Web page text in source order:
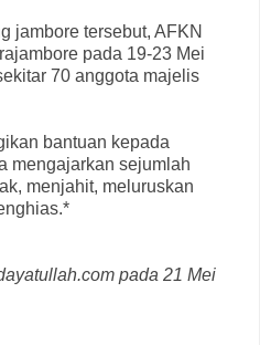
jambore tersebut, AFKN
pada 19-23 Mei
70 anggota majelis
bantuan kepada
mengajarkan sejumlah
menjahit, meluruskan
pada 21 Mei